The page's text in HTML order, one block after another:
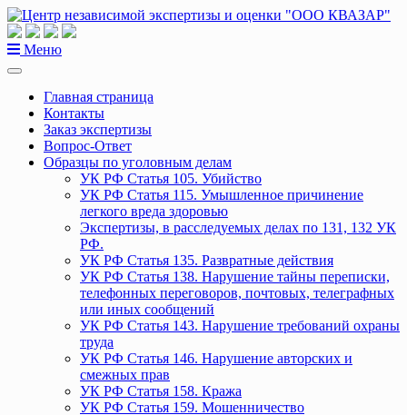
Перейти
к
содержанию
Меню
Главная страница
Контакты
Заказ экспертизы
Вопрос-Ответ
Образцы по уголовным делам
УК РФ Статья 105. Убийство
УК РФ Статья 115. Умышленное причинение
легкого вреда здоровью
Экспертизы, в расследуемых делах по 131, 132 УК
РФ.
УК РФ Статья 135. Развратные действия
УК РФ Статья 138. Нарушение тайны переписки,
телефонных переговоров, почтовых, телеграфных
или иных сообщений
УК РФ Статья 143. Нарушение требований охраны
труда
УК РФ Статья 146. Нарушение авторских и
смежных прав
УК РФ Статья 158. Кража
УК РФ Статья 159. Мошенничество